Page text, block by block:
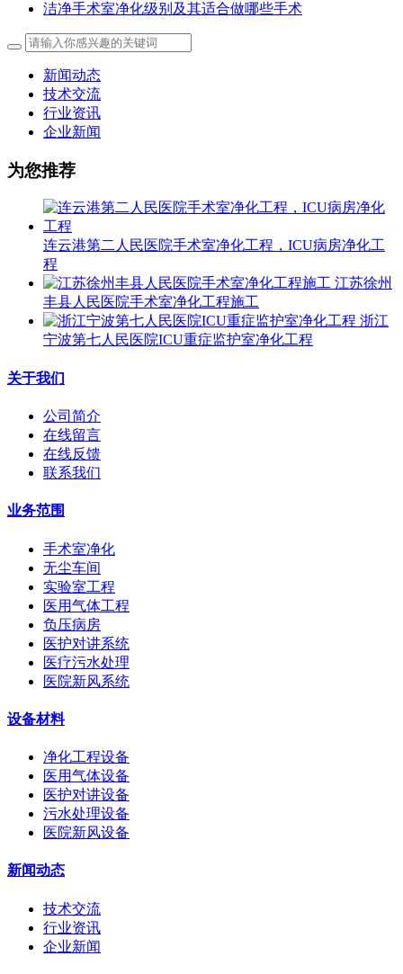
洁净手术室净化级别及其适合做哪些手术
新闻动态
技术交流
行业资讯
企业新闻
为您推荐
连云港第二人民医院手术室净化工程，ICU病房净化工
程
江苏徐州
丰县人民医院手术室净化工程施工
浙江
宁波第七人民医院ICU重症监护室净化工程
关于我们
公司简介
在线留言
在线反馈
联系我们
业务范围
手术室净化
无尘车间
实验室工程
医用气体工程
负压病房
医护对讲系统
医疗污水处理
医院新风系统
设备材料
净化工程设备
医用气体设备
医护对讲设备
污水处理设备
医院新风设备
新闻动态
技术交流
行业资讯
企业新闻